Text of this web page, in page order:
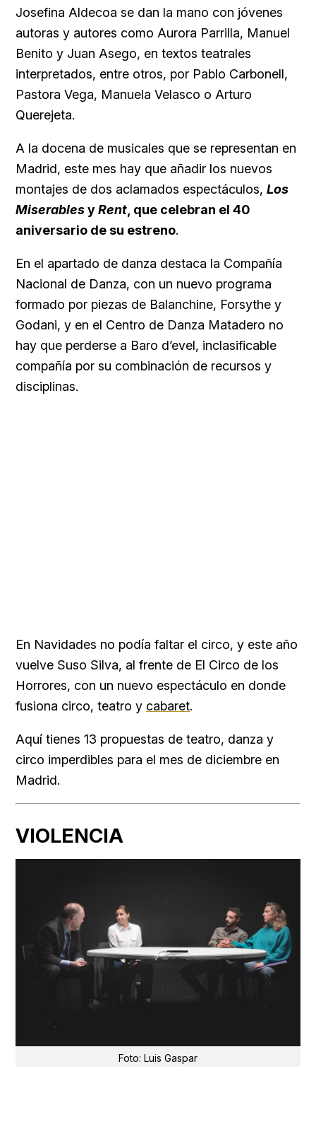
Josefina Aldecoa se dan la mano con jóvenes
autoras y autores como Aurora Parrilla, Manuel
Benito y Juan Asego, en textos teatrales
interpretados, entre otros, por Pablo Carbonell,
Pastora Vega, Manuela Velasco o Arturo
Querejeta.
A la docena de musicales que se representan en
Madrid, este mes hay que añadir los nuevos
montajes de dos aclamados espectáculos, Los
MiserablesyRent , que celebran el 40
aniversario de su estreno.
En el apartado de danza destaca la Compañía
Nacional de Danza, con un nuevo programa
formado por piezas de Balanchine, Forsythe y
Godani, y en el Centro de Danza Matadero no
hay que perderse a Baro d’evel, inclasificable
compañía por su combinación de recursos y
disciplinas.
En Navidades no podía faltar el circo, y este año
vuelve Suso Silva, al frente de El Circo de los
Horrores, con un nuevo espectáculo en donde
fusiona circo, teatro y cabaret.
Aquí tienes 13 propuestas de teatro, danza y
circo imperdibles para el mes de diciembre en
Madrid.
VIOLENCIA
Foto: Luis Gaspar